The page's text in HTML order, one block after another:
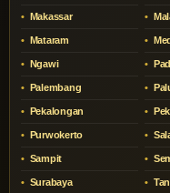
Makassar
Mataram
Ngawi
Palembang
Pekalongan
Purwokerto
Sampit
Surabaya